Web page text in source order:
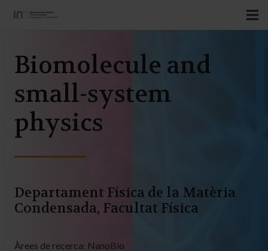
Biomolecule and
small-system
physics
Departament Física de la Matèria
Condensada, Facultat Física
Àrees de recerca: NanoBio